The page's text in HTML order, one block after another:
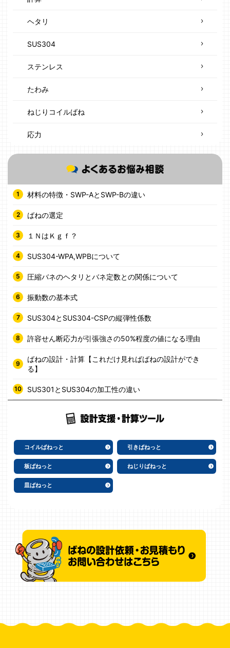
ヘタリ
SUS304
ステンレス
たわみ
ねじりコイルばね
応力
材料の特徴・SWP-AとSWP-Bの違い
ばねの選定
１ＮはＫｇｆ？
SUS304-WPA,WPBについて
圧縮バネのヘタリとバネ定数との関係について
振動数の基本式
SUS304とSUS304-CSPの縦弾性係数
許容せん断応力が引張強さの50%程度の値になる理由
ばねの設計・計算【これだけ見ればばねの設計ができ
る】
SUS301とSUS304の加工性の違い
コイルばねっと 引きばねっと
板ばねっと ねじりばねっと
皿ばねっと